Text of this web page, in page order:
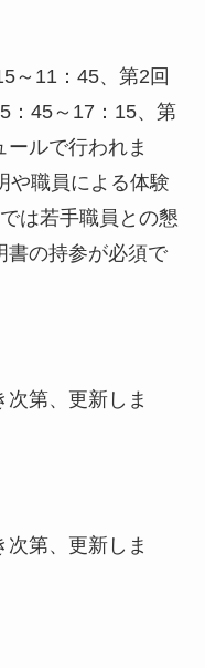
～11：45、第2回
：45～17：15、第
ルで行われま
や職員による体験
は若手職員との懇
書の持参が必須で
第、更新しま
第、更新しま